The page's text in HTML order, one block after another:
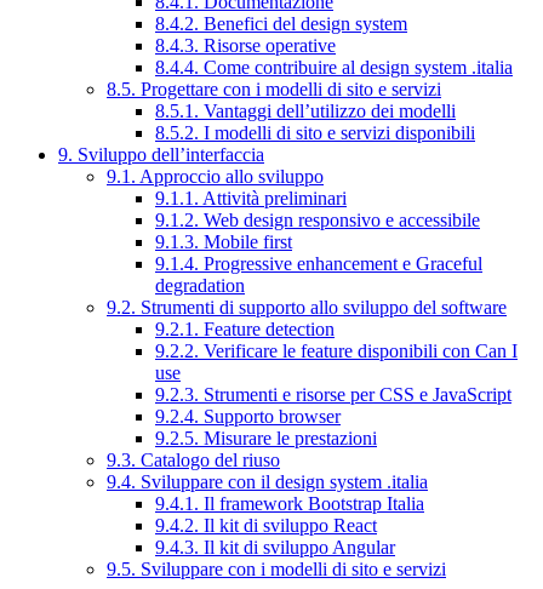
8.4.2. Benefici del design system
8.4.3. Risorse operative
8.4.4. Come contribuire al design system .italia
8.5. Progettare con i modelli di sito e servizi
8.5.1. Vantaggi dell’utilizzo dei modelli
8.5.2. I modelli di sito e servizi disponibili
9. Sviluppo dell’interfaccia
9.1. Approccio allo sviluppo
9.1.1. Attività preliminari
9.1.2. Web design responsivo e accessibile
9.1.3. Mobile first
9.1.4. Progressive enhancement e Graceful
degradation
9.2. Strumenti di supporto allo sviluppo del software
9.2.1. Feature detection
9.2.2. Verificare le feature disponibili con Can I
use
9.2.3. Strumenti e risorse per CSS e JavaScript
9.2.4. Supporto browser
9.2.5. Misurare le prestazioni
9.3. Catalogo del riuso
9.4. Sviluppare con il design system .italia
9.4.1. Il framework Bootstrap Italia
9.4.2. Il kit di sviluppo React
9.4.3. Il kit di sviluppo Angular
9.5. Sviluppare con i modelli di sito e servizi